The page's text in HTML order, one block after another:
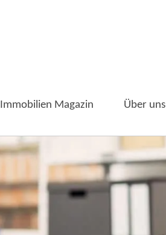
Immobilien Magazin Über uns